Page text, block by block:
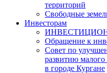
территорий
Свободные
Инвесторам
Обращение к
Совет по
развитию малого
в городе Кургане